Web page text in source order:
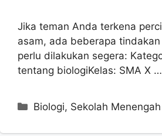
Jika teman Anda terkena
asam, ada beberapa
perlu dilakukan segera:
tentang biologiKelas: SMA X …
Kategori
Biologi, Sekolah